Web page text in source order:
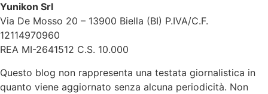
Yunikon Srl
Via De Mosso 20 – 13900 Biella (BI) P.IVA/C.F.
12114970960
REA MI-2641512 C.S. 10.000
Questo blog non rappresenta una testata giornalistica in
quanto viene aggiornato senza alcuna periodicità. Non